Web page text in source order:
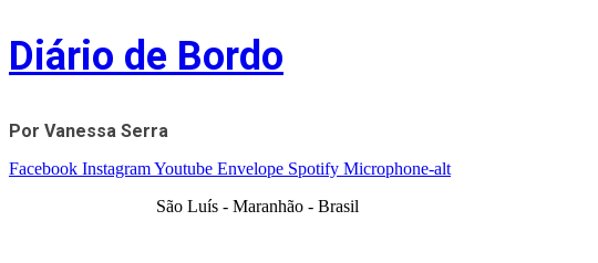
Skip
to
content
Diário de Bordo
Por Vanessa Serra
Facebook InstagramYoutube Envelope Spotify Microphone-alt
São Luís - Maranhão - Brasil